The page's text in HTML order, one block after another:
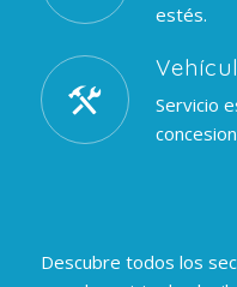
estés.
Servicio
Descubre todos los